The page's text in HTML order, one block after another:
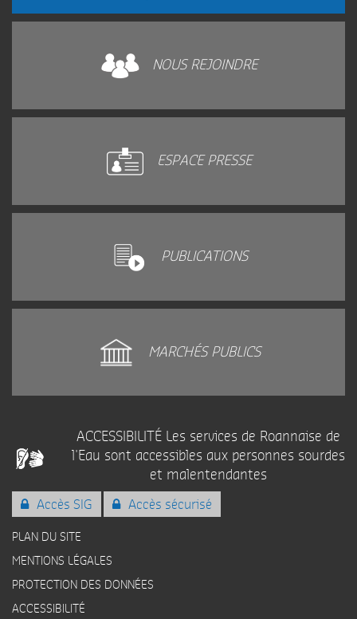
NOUS REJOINDRE
ESPACE PRESSE
PUBLICATIONS
MARCHÉS PUBLICS
ACCESSIBILITÉ Les services de Roannaise de
l'Eau sont accessibles aux personnes sourdes
et malentendantes
Accès SIG Accès sécurisé
PLAN DU SITE
MENTIONS LÉGALES
PROTECTION DES DONNÉES
ACCESSIBILITÉ